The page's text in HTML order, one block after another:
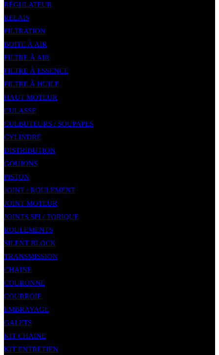
RÉGULATEUR
RELAIS
FILTRATION
BOITE À AIR
FILTRE À AIR
FILTRE À ESSENCE
FILTRE À HUILE
HAUT MOTEUR
CULASSE
CULBUTEURS / SOUPAPES
CYLINDRE
DISTRIBUTION
GOUJONS
PISTON
JOINT / ROULEMENT
JOINT MOTEUR
JOINTS SPI / TORIQUE
ROULEMENTS
SILENT BLOCK
TRANSMISSION
CHAINE
COURONNE
COURROIE
EMBRAYAGE
GALETS
KIT CHAINE
KIT ENTRETIEN